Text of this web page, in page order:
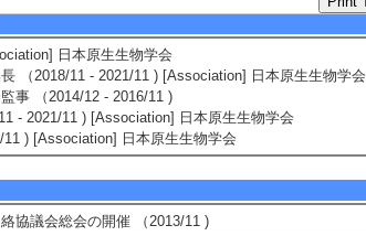
日本原生生物学会
（2018/11 - 2021/11 ) [Association] 日本原生生物学会
事 （2014/12 - 2016/11 )
- 2021/11 ) [Association] 日本原生生物学会
) [Association] 日本原生生物学会
協議会総会の開催 （2013/11 )